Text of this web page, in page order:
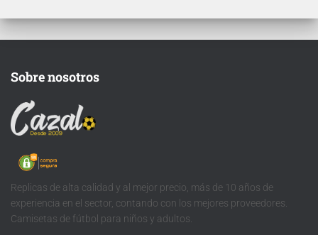
de algún jugador, lo
Sobre nosotros
Replicas de alta calidad y al mejor precio, más de 10 años de
experiencia en el sector, contando con los mejores proveedores.
Camisetas de fútbol para niños y adultos.